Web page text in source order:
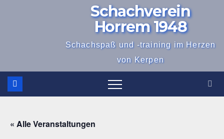
Schachverein
Horrem 1948
Schachspaß und -training im Herzen
von Kerpen
« Alle Veranstaltungen